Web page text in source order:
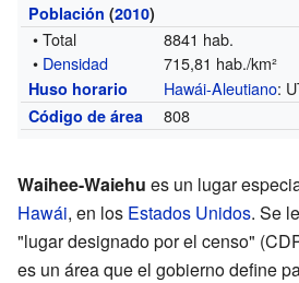
Población (2010)
• Total
8841 hab.
• Densidad 715,81 hab./km²
Huso horario Hawái-Aleutiano:
Código de área 808
Waihee-Waiehu es un lugar
Hawái, en los Estados Unidos. Se
"lugar designado por el censo"
es un área que el gobierno define